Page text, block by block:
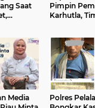
Saat
Pimpin
Karhutla,
Media
Polres